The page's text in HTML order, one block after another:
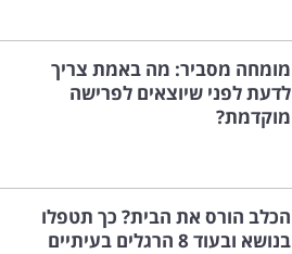
מומחה מסביר: מה באמת צריך
לדעת לפני שיוצאים לפרישה
מוקדמת?
הכלב הורס את הבית? כך תטפלו
בנושא ובעוד 8 הרגלים בעיתיים